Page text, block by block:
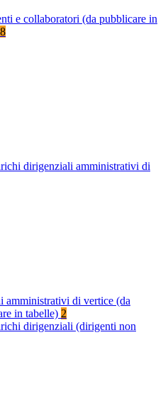
e collaboratori (da pubblicare in
8
dirigenziali amministrativi di
amministrativi di vertice (da
in tabelle) 2
dirigenziali (dirigenti non